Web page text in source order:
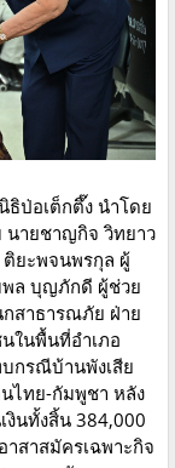
ป่อเต็กตึ๊ง นำโดย
นายชาญกิจ วิทยาว
ติยะพจนพรกุล ผู้
พล บุญภักดี ผู้ช่วย
สาธารณภัย ฝ่าย
ในพื้นที่อำเภอ
กรณีบ้านพังเสีย
ไทย-กัมพูชา หลัง
งินทั้งสิ้น 384,000
สาสมัครเฉพาะกิจ